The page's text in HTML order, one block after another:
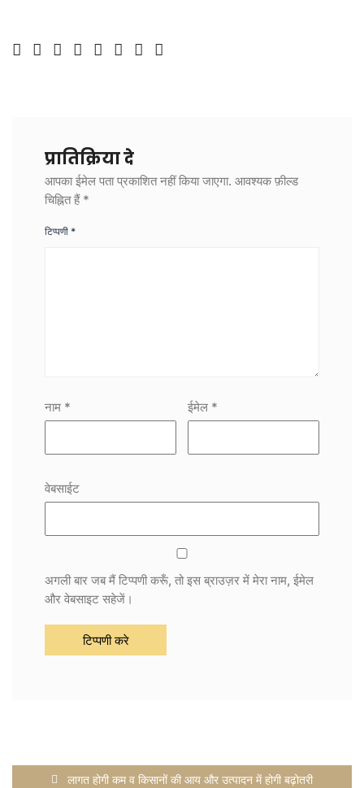
प्रातिक्रिया दे
आपका ईमेल पता प्रकाशित नहीं किया जाएगा. आवश्यक फ़ील्ड
चिह्नित हैं *
टिप्पणी *
नाम * ईमेल *
वेबसाईट
अगली बार जब मैं टिप्पणी करूँ, तो इस ब्राउज़र में मेरा नाम, ईमेल
और वेबसाइट सहेजें।
लागत होगी कम व किसानों की आय और उत्पादन में होगी बढ़ोतरी